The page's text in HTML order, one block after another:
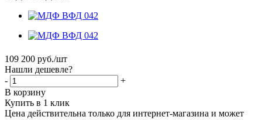
109 200 руб./шт
Нашли дешевле?
-
+
В корзину
Купить в 1 клик
Цена действительна только для интернет-магазина и может